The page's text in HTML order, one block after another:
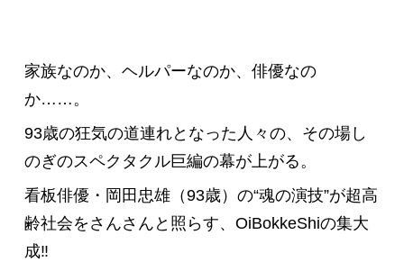
家族なのか、ヘルパーなのか、俳優なの
か……。
93歳の狂気の道連れとなった人々の、その場し
のぎのスペクタクル巨編の幕が上がる。
看板俳優・岡田忠雄（93歳）の“魂の演技”が超高
齢社会をさんさんと照らす、OiBokkeShiの集大
成‼︎